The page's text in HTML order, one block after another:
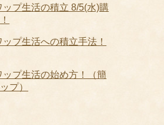
ップ生活の積立 8/5(水)購
ップ生活への積立手法！
ップ生活の始め方！（簡
プ）